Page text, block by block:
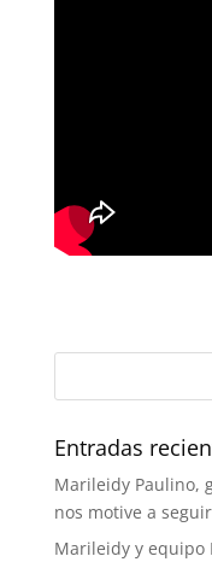
Entradas
Marileidy Paulino,
nos motive a
Marileidy y equipo